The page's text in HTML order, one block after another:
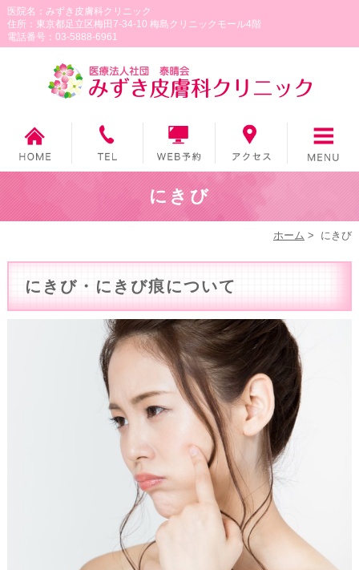
医院名：みずき皮膚科クリニック
住所：東京都足立区梅田7-34-10 梅島クリニックモール4階
電話番号：03-5888-6961
にきび
ホーム > にきび
にきび・にきび痕について